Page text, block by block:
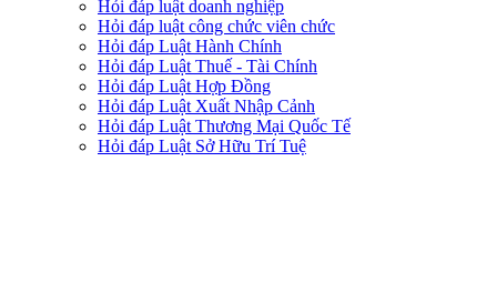
Hỏi đáp luật doanh nghiệp
Hỏi đáp luật công chức viên chức
Hỏi đáp Luật Hành Chính
Hỏi đáp Luật Thuế - Tài Chính
Hỏi đáp Luật Hợp Đồng
Hỏi đáp Luật Xuất Nhập Cảnh
Hỏi đáp Luật Thương Mại Quốc Tế
Hỏi đáp Luật Sở Hữu Trí Tuệ